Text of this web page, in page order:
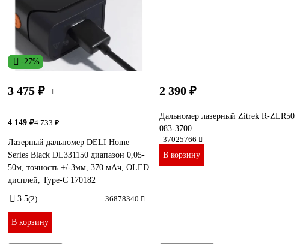
-27%
3 475 ₽
4 149 ₽4 733 ₽
Лазерный дальномер DELI Home
Series Black DL331150 диапазон 0,05-
50м, точность +/-3мм, 370 мАч, OLED
дисплей, Type-C 170182
3.5(2) 36878340
В корзину
2 390 ₽
Дальномер лазерный Zitrek R-ZLR50
083-3700
37025766
В корзину